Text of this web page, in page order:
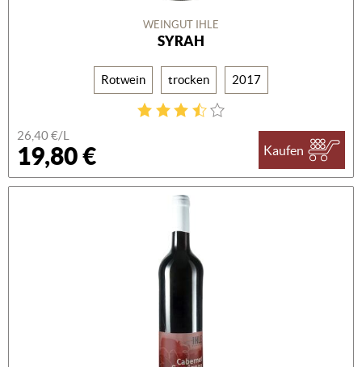
WEINGUT IHLE
SYRAH
Rotwein trocken 2017
26,40 €/L
19,80 € Kaufen